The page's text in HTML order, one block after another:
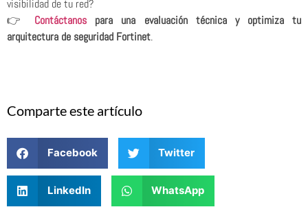
visibilidad de tu red?
👉 Contáctanos para una evaluación técnica y optimiza tu
arquitectura de seguridad Fortinet.
Comparte este artículo
Facebook Twitter
LinkedIn WhatsApp